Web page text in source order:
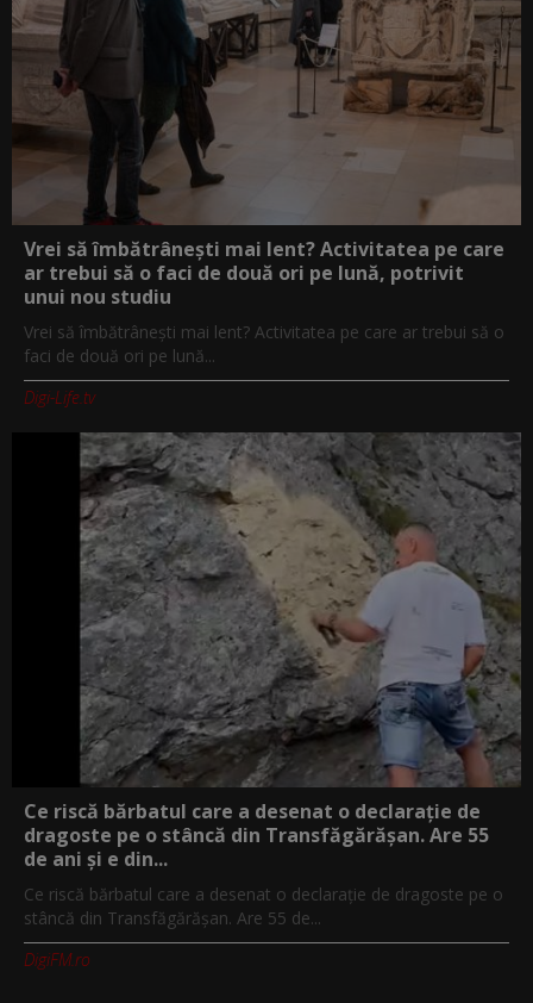
Vrei să îmbătrânești mai lent? Activitatea pe care
ar trebui să o faci de două ori pe lună, potrivit
unui nou studiu
Vrei să îmbătrânești mai lent? Activitatea pe care ar trebui să o
faci de două ori pe lună...
Digi-Life.tv
Ce riscă bărbatul care a desenat o declarație de
dragoste pe o stâncă din Transfăgărășan. Are 55
de ani și e din...
Ce riscă bărbatul care a desenat o declarație de dragoste pe o
stâncă din Transfăgărășan. Are 55 de...
DigiFM.ro